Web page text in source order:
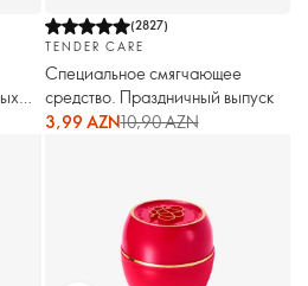
(2827)
TENDER CARE
Специальное смягчающее
средство. Праздничный выпуск
3,99 AZN10,90 AZN